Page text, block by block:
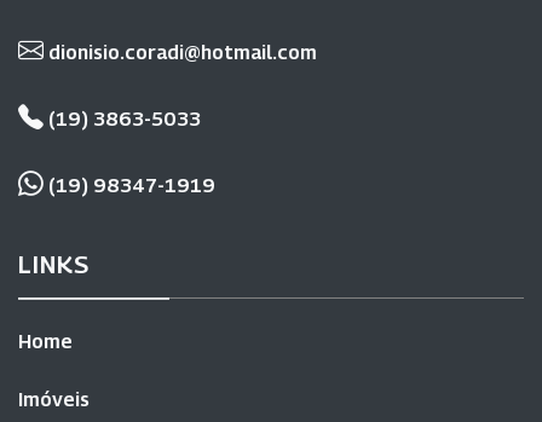
dionisio.coradi@hotmail.com
(19) 3863-5033
(19) 98347-1919
LINKS
Home
Imóveis